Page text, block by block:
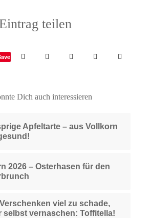
teilen
Dich auch interessieren
Apfeltarte – aus Vollkorn
2026 – Osterhasen für den
viel zu schade,
selbst vernaschen: Toffitella!